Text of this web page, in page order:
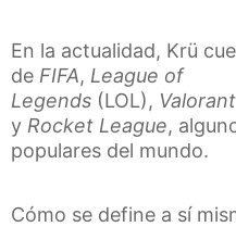
En la actualidad, Krü
de FIFA, League of
Legends (LOL), Valorant
y Rocket League,
populares del mundo.
Cómo se define a sí